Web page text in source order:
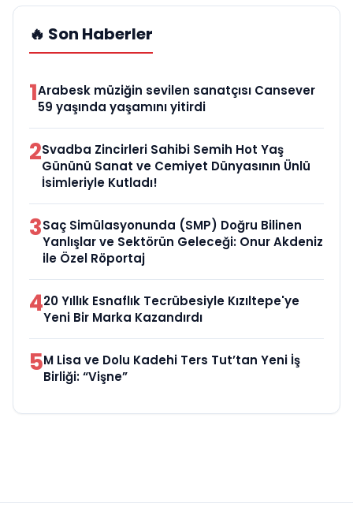
🔥 Son Haberler
1Arabesk müziğin sevilen sanatçısı Cansever
59 yaşında yaşamını yitirdi
2Svadba Zincirleri Sahibi Semih Hot Yaş
Gününü Sanat ve Cemiyet Dünyasının Ünlü
İsimleriyle Kutladı!
3Saç Simülasyonunda (SMP) Doğru Bilinen
Yanlışlar ve Sektörün Geleceği: Onur Akdeniz
ile Özel Röportaj
420 Yıllık Esnaflık Tecrübesiyle Kızıltepe'ye
Yeni Bir Marka Kazandırdı
5M Lisa ve Dolu Kadehi Ters Tut’tan Yeni İş
Birliği: “Vişne”